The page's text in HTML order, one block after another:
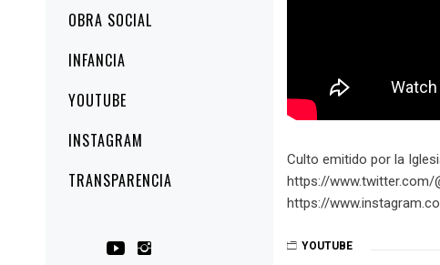
OBRA SOCIAL
INFANCIA
YOUTUBE
INSTAGRAM
TRANSPARENCIA
Culto emitido por la
https://www.twitter.com/
https://
YOUTUBE